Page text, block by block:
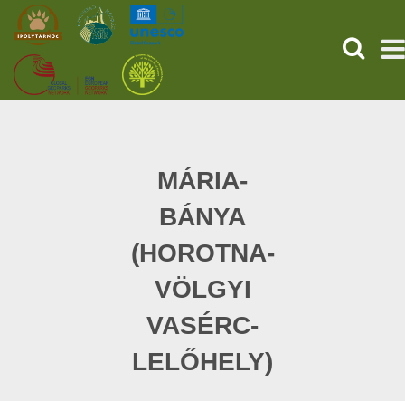
THE PREHISTORIC POMPEII
PROGRAMS (HU)
SEARCH
MÁRIA-
BÁNYA
(HOROTNA-
VÖLGYI
VASÉRC-
LELŐHELY)